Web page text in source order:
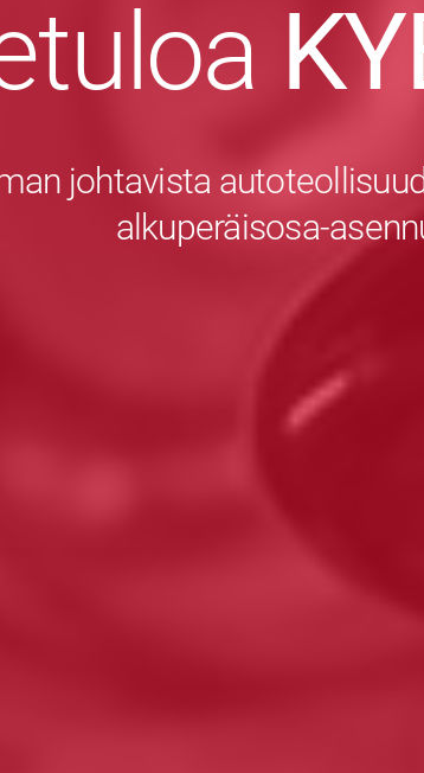
johtavista
alkuperäisosa-